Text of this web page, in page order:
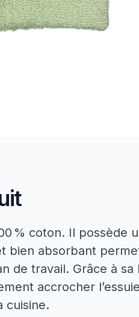
% coton. Il possède
bien absorbant
de travail. Grâce à sa
accrocher
cuisine.